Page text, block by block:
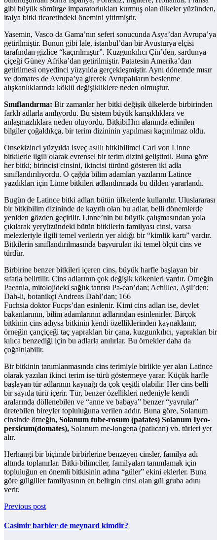
gibi büyük sömürge imparatorlukları kurmuş olan ülkeler yüzünden,
italya bitki ticaretindeki önemini yitirmiştir.
Yasemin, Vasco da Gama’nın seferi sonucunda Asya’dan Avrupa’ya
getirilmiştir. Bunun gibi lale, istanbul’dan bir Avusturya elçisi
tarafından gizlice “kaçırılmıştır”. Kuzgunkılıcı Çin’den, sardunya
çiçeği Güney Afrika’dan getirilmiştir. Patatesin Amerika’dan
getirilmesi onyedinci yüzyılda gerçekleşmiştir. Aynı dönemde mısır
ve domates de Avrupa’ya girerek Avrupalıların beslenme
alışkanlıklarında köklü değişikliklere neden olmuştur.
Sınıflandırma: Bir zamanlar her bitki değişik ülkelerde birbirinden
farklı adlarla anılıyordu. Bu sistem büyük karışıklıklara ve
anlaşmazlıklara neden oluyordu. BitkibiHm alanında edinilen
bilgiler çoğaldıkça, bir terim dizininin yapılması kaçınılmaz oldu.
Onsekizinci yüzyılda isveç asıllı bitkibilimci Cari von Linne
bitkilerle ilgili olarak evrensel bir terim dizini geliştirdi. Buna göre
her bitki; birincisi cinsini, ikincisi türünü gösteren iki adla
sınıflandırılıyordu. O çağda bilim adamları yazılarını Latince
yazdıkları için Linne bitkileri adlandırmada bu dilden yararlandı.
Bugün de Latince bitki adları bütün ülkelerde kullanılır. Uluslararası
bir bitkibilim dizininde de kayıtlı olan bu adlar, belli dönemlerde
yeniden gözden geçirilir. Linne’nin bu büyük çalışmasından yola
çıkılarak yeryüzündeki bütün bitkilerin familyası cinsi, varsa
melezleriyle ilgili temel verilerin yer aldığı bir “kimlik kartı” vardır.
Bitkilerin sınıflandırılmasında başvurulan iki temel ölçüt cins ve
türdür.
Birbirine benzer bitkileri içeren cins, büyük harfle başlayan bir
sıfatla belirtilir. Cins adlarının çok değişik kökenleri vardır. Örneğin
Paeania, mitolojideki sağlık tanrısı Pa-ean’dan; Achillea, Aşil’den;
Dah-li, botanikçi Andreas Dahl’dan; 166
Fuchsia doktor Fucps’dan esinlenir. Kimi cins adları ise, devlet
bakanlarının, bilim adamlarının adlarından esinlenirler. Birçok
bitkinin cins adıysa bitkinin kendi özelliklerinden kaynaklanır,
örneğin çançiçeği taç yaprakları bir çana, kuzgunkılıcı, yaprakları bir
kılıca benzediği için bu adlarla anılırlar. Bu örnekler daha da
çoğaltılabilir.
Bir bitkinin tanımlanmasında cins terimiyle birlikte yer alan Latince
olarak yazılan ikinci terim ise türü göstermeye yarar. Küçük harfle
başlayan tür adlarının kaynağı da çok çeşitli olabilir. Her cins belli
bir sayıda türü içerir. Tür, benzer özellikleri nedeniyle kendi
aralarında döllenebilen ve “anne ve babaya” benzer “yavrular”
üretebilen bireyler topluluğuna verilen addır. Buna göre, Solanum
cinsinde örneğin, Solanum tube-rosum (patates) Solanum Iyco-
persicum(domates), Solanum me-longena (patlıcan) vb. türleri yer
alır.
Herhangi bir biçimde birbirlerine benzeyen cinsler, familya adı
altında toplanırlar. Bitki-bilimciler, familyaları tanımlamak için
topluluğun en önemli bitkisinin adına “güler” ekini eklerler. Buna
göre gülgiller familyasının en belirgin cinsi olan gül gruba adını
verir.
Previous post
Casimir barbier de meynard kimdir?